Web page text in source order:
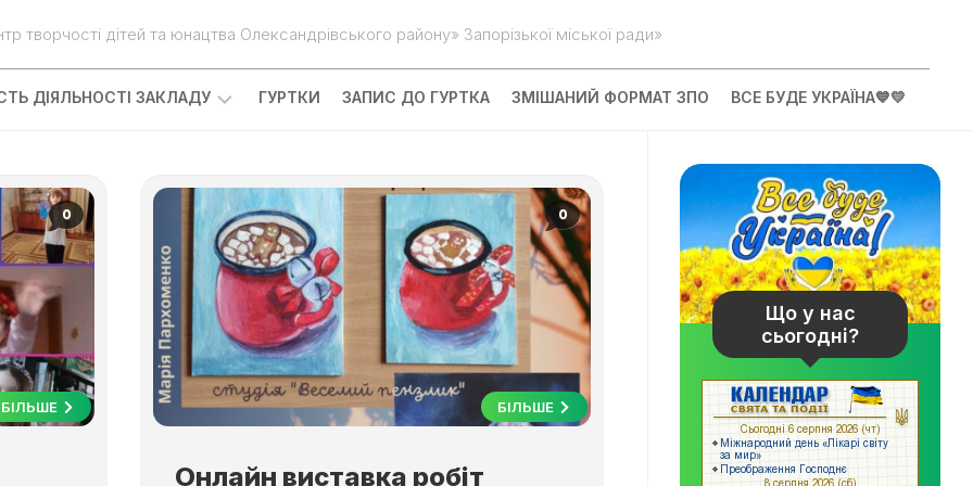
творчості дітей та юнацтва Олександрівського району» Запорізької міської ради»
ДІЯЛЬНОСТІ ЗАКЛАДУ ГУРТКИ ЗАПИС ДО ГУРТКА ЗМІШАНИЙ ФОРМАТ ЗПО ВСЕ БУДЕ УКРАЇНА💙💛
0
БІЛЬШЕ
0
БІЛЬШЕ
Онлайн виставка робіт
Що у нас
сьогодні?